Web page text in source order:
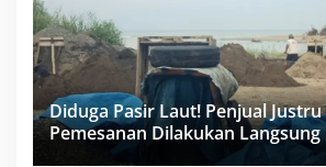
Diduga Pasir Laut! Penjual
Pemesanan Dilakukan